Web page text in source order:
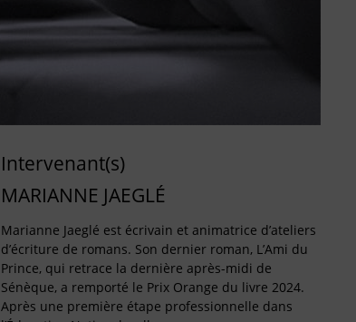
Intervenant(s)
MARIANNE JAEGLÉ
Marianne Jaeglé est écrivain et animatrice d’ateliers
d’écriture de romans. Son dernier roman, L’Ami du
Prince, qui retrace la dernière après-midi de
Sénèque, a remporté le Prix Orange du livre 2024.
Après une première étape professionnelle dans